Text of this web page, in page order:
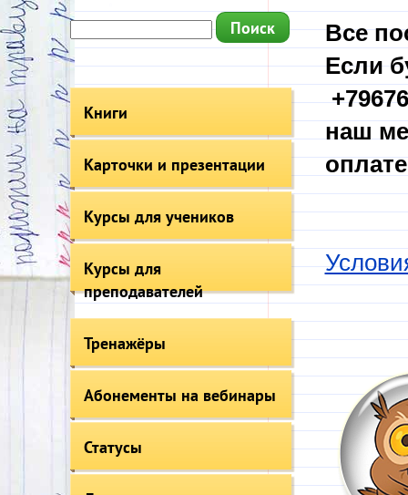
Книги
Карточки и презентации
Курсы для учеников
Курсы для
преподавателей
Тренажёры
Абонементы на вебинары
Статусы
Все
Если
наш